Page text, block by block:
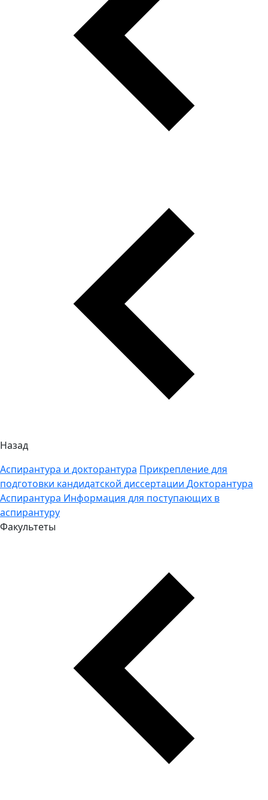
Назад
Аспирантура и докторантура Прикрепление для
подготовки кандидатской диссертации Докторантура
Аспирантура Информация для поступающих в
аспирантуру
Факультеты